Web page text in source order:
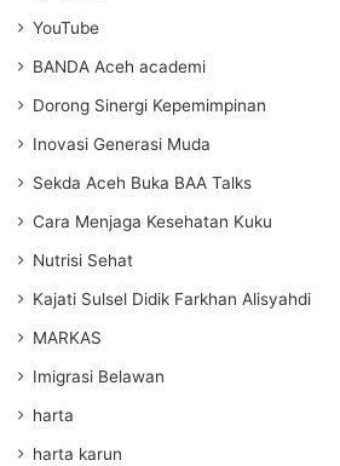
YouTube
BANDA Aceh academi
Dorong Sinergi Kepemimpinan
Inovasi Generasi Muda
Sekda Aceh Buka BAA Talks
Cara Menjaga Kesehatan Kuku
Nutrisi Sehat
Kajati Sulsel Didik Farkhan Alisyahdi
MARKAS
Imigrasi Belawan
harta
harta karun